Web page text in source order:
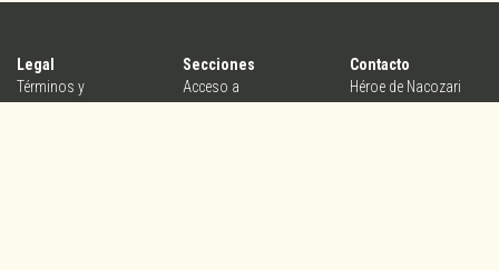
Legal
Términos y
Secciones
Acceso a
Contacto
Héroe de Nacozari